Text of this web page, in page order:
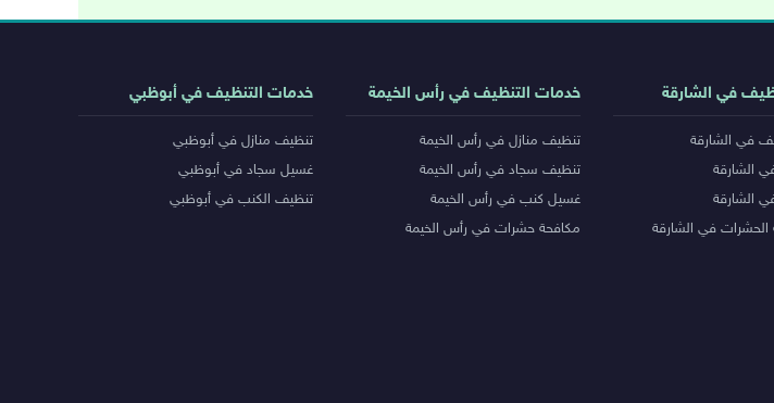
في الشارقة
في الشارقة
الشارقة
الشارقة
في الشارقة
خدمات التنظيف في رأس الخيمة
تنظيف منازل في رأس الخيمة
تنظيف سجاد في رأس الخيمة
غسيل كنب في رأس الخيمة
مكافحة حشرات في رأس الخيمة
خدمات التنظيف في أبوظبي
تنظيف منازل في أبوظبي
غسيل سجاد في أبوظبي
تنظيف الكنب في أبوظبي